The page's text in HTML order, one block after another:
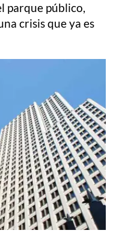
parque público,
crisis que ya es